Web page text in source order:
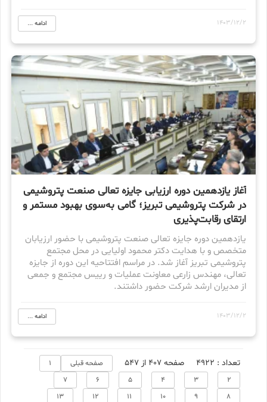
1403/12/2 ادامه ...
آغاز یازدهمین دوره ارزیابی جایزه تعالی صنعت پتروشیمی
در شرکت پتروشیمی تبریز؛ گامی به‌سوی بهبود مستمر و
ارتقای رقابت‌پذیری
یازدهمین دوره جایزه تعالی صنعت پتروشیمی با حضور ارزیابان
متخصص و با هدایت دکتر محمود اولیایی در محل مجتمع
پتروشیمی تبریز آغاز شد. در مراسم افتتاحیه این دوره از جایزه
تعالی، مهندس زارعی معاونت عملیات و رییس مجتمع و جمعی
از مدیران ارشد شرکت حضور داشتند‌.
1403/12/2 ادامه ...
تعداد : 4922 صفحه 407 از 547 صفحه قبلی
1
2
3
4
5
6
7
8
9
10
11
12
13